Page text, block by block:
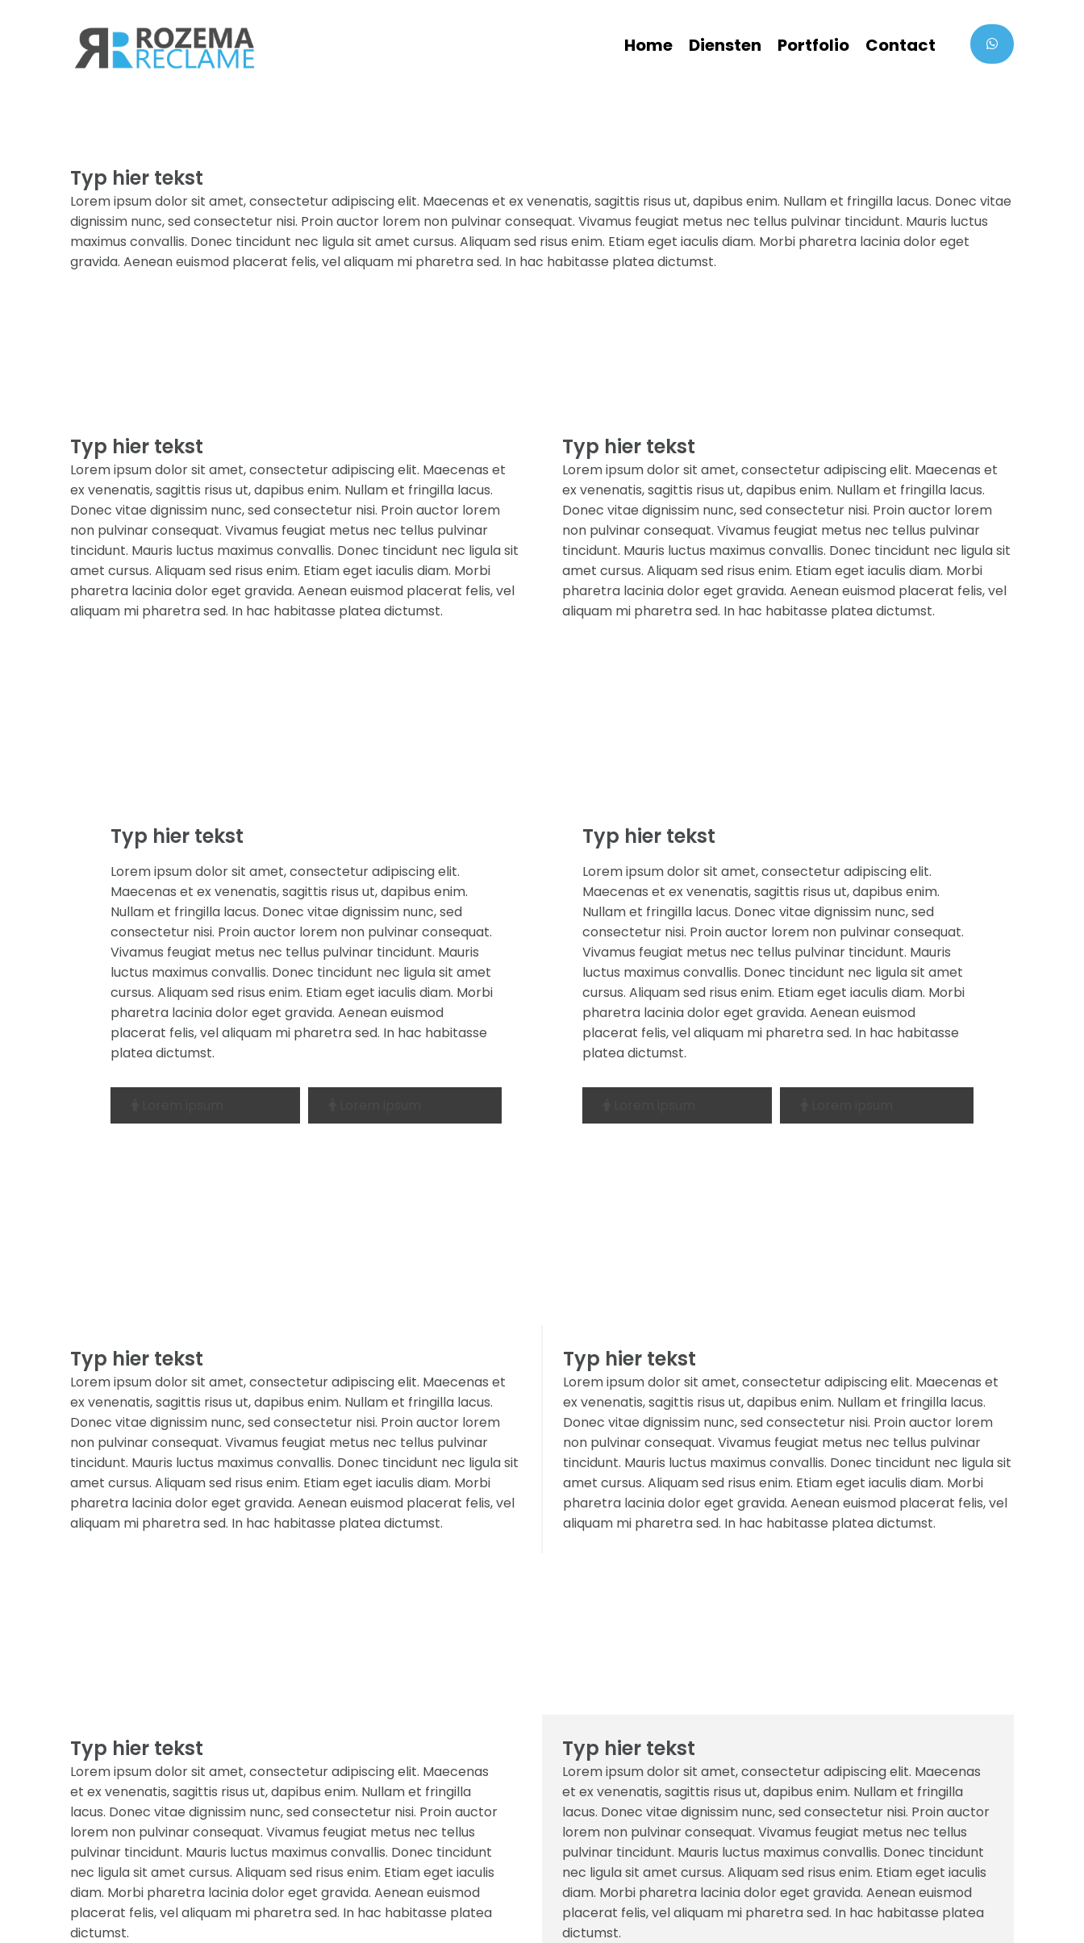
Home Diensten Portfolio Contact
Typ hier tekst
Lorem ipsum dolor sit amet, consectetur adipiscing elit. Maecenas et ex venenatis, sagittis risus ut, dapibus enim. Nullam et fringilla lacus. Donec vitae
dignissim nunc, sed consectetur nisi. Proin auctor lorem non pulvinar consequat. Vivamus feugiat metus nec tellus pulvinar tincidunt. Mauris luctus
maximus convallis. Donec tincidunt nec ligula sit amet cursus. Aliquam sed risus enim. Etiam eget iaculis diam. Morbi pharetra lacinia dolor eget
gravida. Aenean euismod placerat felis, vel aliquam mi pharetra sed. In hac habitasse platea dictumst.
Typ hier tekst
Lorem ipsum dolor sit amet, consectetur adipiscing elit. Maecenas et
ex venenatis, sagittis risus ut, dapibus enim. Nullam et fringilla lacus.
Donec vitae dignissim nunc, sed consectetur nisi. Proin auctor lorem
non pulvinar consequat. Vivamus feugiat metus nec tellus pulvinar
tincidunt. Mauris luctus maximus convallis. Donec tincidunt nec ligula sit
amet cursus. Aliquam sed risus enim. Etiam eget iaculis diam. Morbi
pharetra lacinia dolor eget gravida. Aenean euismod placerat felis, vel
aliquam mi pharetra sed. In hac habitasse platea dictumst.
Typ hier tekst
Lorem ipsum dolor sit amet, consectetur adipiscing elit. Maecenas et
ex venenatis, sagittis risus ut, dapibus enim. Nullam et fringilla lacus.
Donec vitae dignissim nunc, sed consectetur nisi. Proin auctor lorem
non pulvinar consequat. Vivamus feugiat metus nec tellus pulvinar
tincidunt. Mauris luctus maximus convallis. Donec tincidunt nec ligula sit
amet cursus. Aliquam sed risus enim. Etiam eget iaculis diam. Morbi
pharetra lacinia dolor eget gravida. Aenean euismod placerat felis, vel
aliquam mi pharetra sed. In hac habitasse platea dictumst.
Typ hier tekst
Lorem ipsum dolor sit amet, consectetur adipiscing elit.
Maecenas et ex venenatis, sagittis risus ut, dapibus enim.
Nullam et fringilla lacus. Donec vitae dignissim nunc, sed
consectetur nisi. Proin auctor lorem non pulvinar consequat.
Vivamus feugiat metus nec tellus pulvinar tincidunt. Mauris
luctus maximus convallis. Donec tincidunt nec ligula sit amet
cursus. Aliquam sed risus enim. Etiam eget iaculis diam. Morbi
pharetra lacinia dolor eget gravida. Aenean euismod
placerat felis, vel aliquam mi pharetra sed. In hac habitasse
platea dictumst.
Typ hier tekst
Lorem ipsum dolor sit amet, consectetur adipiscing elit.
Maecenas et ex venenatis, sagittis risus ut, dapibus enim.
Nullam et fringilla lacus. Donec vitae dignissim nunc, sed
consectetur nisi. Proin auctor lorem non pulvinar consequat.
Vivamus feugiat metus nec tellus pulvinar tincidunt. Mauris
luctus maximus convallis. Donec tincidunt nec ligula sit amet
cursus. Aliquam sed risus enim. Etiam eget iaculis diam. Morbi
pharetra lacinia dolor eget gravida. Aenean euismod
placerat felis, vel aliquam mi pharetra sed. In hac habitasse
platea dictumst.
Typ hier tekst
Lorem ipsum dolor sit amet, consectetur adipiscing elit. Maecenas et
ex venenatis, sagittis risus ut, dapibus enim. Nullam et fringilla lacus.
Donec vitae dignissim nunc, sed consectetur nisi. Proin auctor lorem
non pulvinar consequat. Vivamus feugiat metus nec tellus pulvinar
tincidunt. Mauris luctus maximus convallis. Donec tincidunt nec ligula sit
amet cursus. Aliquam sed risus enim. Etiam eget iaculis diam. Morbi
pharetra lacinia dolor eget gravida. Aenean euismod placerat felis, vel
aliquam mi pharetra sed. In hac habitasse platea dictumst.
Typ hier tekst
Lorem ipsum dolor sit amet, consectetur adipiscing elit. Maecenas et
ex venenatis, sagittis risus ut, dapibus enim. Nullam et fringilla lacus.
Donec vitae dignissim nunc, sed consectetur nisi. Proin auctor lorem
non pulvinar consequat. Vivamus feugiat metus nec tellus pulvinar
tincidunt. Mauris luctus maximus convallis. Donec tincidunt nec ligula sit
amet cursus. Aliquam sed risus enim. Etiam eget iaculis diam. Morbi
pharetra lacinia dolor eget gravida. Aenean euismod placerat felis, vel
aliquam mi pharetra sed. In hac habitasse platea dictumst.
Typ hier tekst
Lorem ipsum dolor sit amet, consectetur adipiscing elit. Maecenas
et ex venenatis, sagittis risus ut, dapibus enim. Nullam et fringilla
lacus. Donec vitae dignissim nunc, sed consectetur nisi. Proin auctor
lorem non pulvinar consequat. Vivamus feugiat metus nec tellus
pulvinar tincidunt. Mauris luctus maximus convallis. Donec tincidunt
nec ligula sit amet cursus. Aliquam sed risus enim. Etiam eget iaculis
diam. Morbi pharetra lacinia dolor eget gravida. Aenean euismod
placerat felis, vel aliquam mi pharetra sed. In hac habitasse platea
dictumst.
Typ hier tekst
Lorem ipsum dolor sit amet, consectetur adipiscing elit. Maecenas
et ex venenatis, sagittis risus ut, dapibus enim. Nullam et fringilla
lacus. Donec vitae dignissim nunc, sed consectetur nisi. Proin auctor
lorem non pulvinar consequat. Vivamus feugiat metus nec tellus
pulvinar tincidunt. Mauris luctus maximus convallis. Donec tincidunt
nec ligula sit amet cursus. Aliquam sed risus enim. Etiam eget iaculis
diam. Morbi pharetra lacinia dolor eget gravida. Aenean euismod
placerat felis, vel aliquam mi pharetra sed. In hac habitasse platea
dictumst.